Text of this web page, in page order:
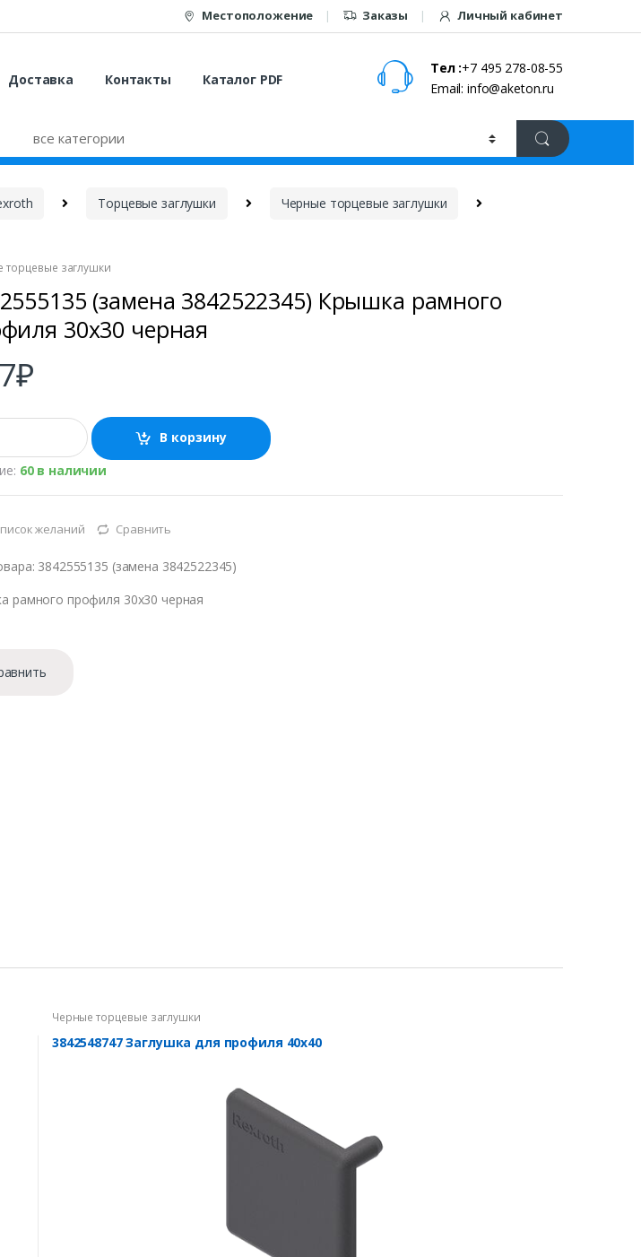
Местоположение Заказы Личный кабинет
Доставка Контакты Каталог PDF
Тел :+7 495 278-08-55
Email: info@aketon.ru
Торцевые заглушки
Черные торцевые заглушки
торцевые заглушки
(замена 3842522345) Крышка рамного
30х30 черная
₽
В корзину
60 в наличии
желаний Сравнить
3842555135 (замена 3842522345)
рамного профиля 30х30 черная
Черные торцевые заглушки
3842548747 Заглушка для профиля 40х40